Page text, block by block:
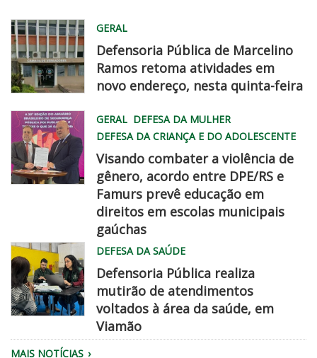
WhatsApp
Image
2026
08
06
22
PM
GERAL
Defensoria Pública de Marcelino
Ramos retoma atividades em
novo endereço, nesta quinta-feira
chegadisso
GERAL DEFESA DA MULHER
DEFESA DA CRIANÇA E DO ADOLESCENTE
Visando combater a violência de
gênero, acordo entre DPE/RS e
Famurs prevê educação em
direitos em escolas municipais
gaúchas
Equipe
DEFESA DA SAÚDE
Defensoria Pública realiza
mutirão de atendimentos
voltados à área da saúde, em
Viamão
MAIS NOTÍCIAS